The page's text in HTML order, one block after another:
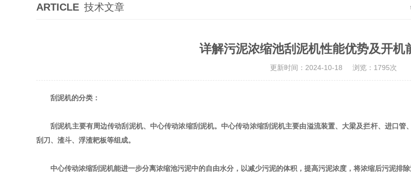
ARTICLE 技术文章
详解污泥浓缩池刮泥机性能优势及开机
更新时间：2024-10-18 浏览：1795次
刮泥机的分类：
刮泥机主要有周边传动刮泥机、中心传动浓缩刮泥机。中心传动浓缩刮泥机主要由溢流装置、大梁及拦杆、进口
刮刀、渣斗、浮渣耙板等组成。
中心传动浓缩刮泥机能进一步分离浓缩池污泥中的自由水分，以减少污泥的体积，提高污泥浓度，将浓缩后污泥排除